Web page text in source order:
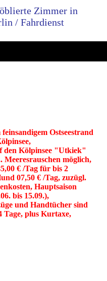
Zimmer in
/ Fahrdienst
Ostseestrand
den Kölpinsee "Utkiek"
Meeresrauschen möglich,
€ /Tag für bis 2
07,50 € /Tag, zuzügl.
Hauptsaison
bis 15.09.),
und Handtücher sind
Tage, plus Kurtaxe,